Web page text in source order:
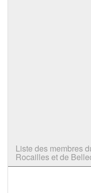
Liste des membres
Rocailles et de